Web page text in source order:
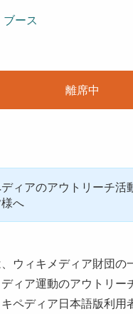
ブース
離席中
ィアのアウトリーチ活
へ
ウィキメディア財団の
ィア運動のアウトリー
ペディア日本語版利用